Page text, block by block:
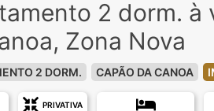
2 dorm. à
Zona Nova
2 DORM. CAPÃO DA CANOA
PRIVATIVA